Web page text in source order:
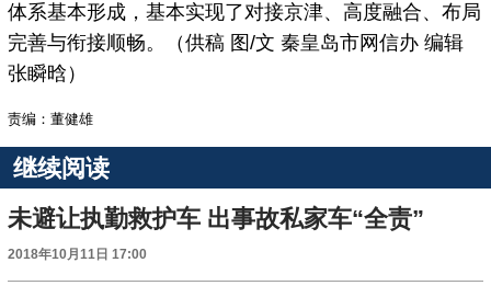
体系基本形成，基本实现了对接京津、高度融合、布局
完善与衔接顺畅。（供稿 图/文 秦皇岛市网信办 编辑
张瞬晗）
责编：董健雄
继续阅读
未避让执勤救护车 出事故私家车“全责”
2018年10月11日 17:00